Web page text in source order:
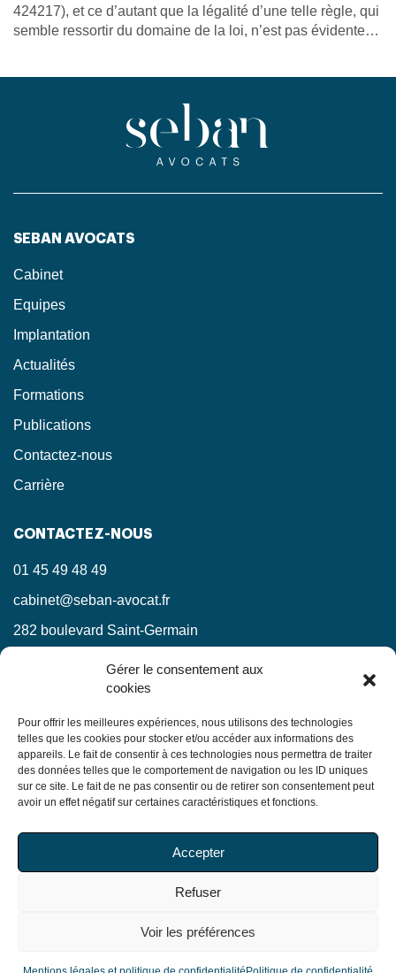
Gérer le consentement aux
cookies
Pour offrir les meilleures expériences, nous utilisons des technologies
telles que les cookies pour stocker et/ou accéder aux informations des
appareils. Le fait de consentir à ces technologies nous permettra de traiter
des données telles que le comportement de navigation ou les ID uniques
sur ce site. Le fait de ne pas consentir ou de retirer son consentement peut
avoir un effet négatif sur certaines caractéristiques et fonctions.
Accepter
Refuser
Voir les préférences
424217), et ce d’autant que la légalité d’une telle règle, qui
semble ressortir du domaine de la loi, n’est pas évidente…
SEBAN AVOCATS
Cabinet
Equipes
Implantation
Actualités
Formations
Publications
Contactez-nous
Carrière
CONTACTEZ-NOUS
01 45 49 48 49
cabinet@seban-avocat.fr
282 boulevard Saint-Germain
RESTEZ INFORMÉS !
Ne manquez pas nos actualités juridiques.
En soumettant ce formulaire, j’accepte que mes
informations soient utilisées exclusivement dans le cadre
de ma demande, conformément à la
© Copyright 2026 Seban Avocats. Tous droits réservés
Mentions légales et politique de confidentialité